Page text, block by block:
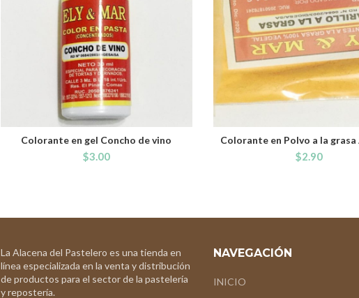
ADD TO CART
Colorante en gel Concho de vino
$3.00
ADD TO CART
Colorante en Polvo a la
$2.90
La Alacena del Pastelero es una tienda en
línea especializada en la venta y distribución
de productos para el sector de la pastelería
y repostería.
NAVEGACIÓN
INICIO